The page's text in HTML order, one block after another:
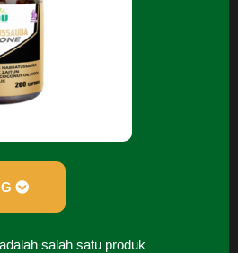
adalah salah satu produk